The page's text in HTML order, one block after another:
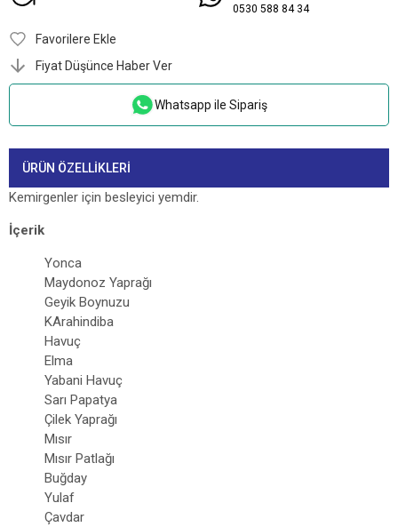
0530 588 84 34
Favorilere Ekle
Fiyat Düşünce Haber Ver
Whatsapp ile Sipariş
ÜRÜN ÖZELLIKLERI
Kemirgenler için besleyici yemdir.
İçerik
Yonca
Maydonoz Yaprağı
Geyik Boynuzu
KArahindiba
Havuç
Elma
Yabani Havuç
Sarı Papatya
Çilek Yaprağı
Mısır
Mısır Patlağı
Buğday
Yulaf
Çavdar